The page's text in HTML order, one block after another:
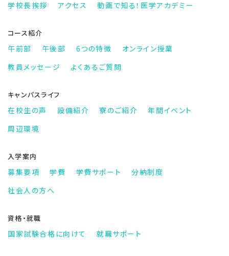
学校長挨拶 アクセス 動画で知る！ 医学アカデミー
コース紹介
午前部 午後部 6つの特徴
オンライン授業
教員メッセージ
よくあるご質問
キャンパスライフ
在校生の声 設備紹介 寮のご紹介
年間イベント
周辺環境
入学案内
募集要項 学費 学費サポート
分納制度
社会人の方へ
資格・就職
国家試験合格に向けて 就職サポート